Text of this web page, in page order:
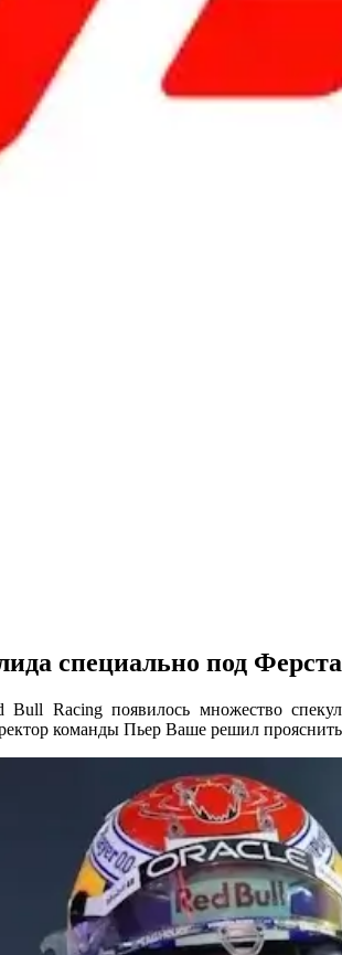
специально под
Racing появилось множество
команды Пьер Ваше решил